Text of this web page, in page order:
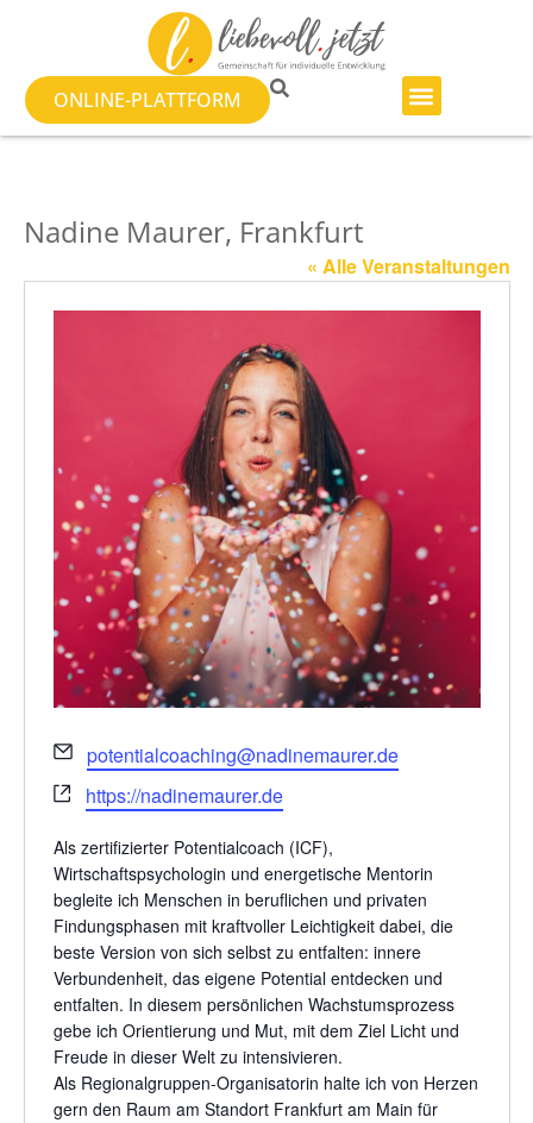
ONLINE-PLATTFORM
Nadine Maurer, Frankfurt
« Alle Veranstaltungen
Email
potentialcoaching@nadinemaurer.de
Webseite
https://nadinemaurer.de
Als zertifizierter Potentialcoach (ICF),
Wirtschaftspsychologin und energetische Mentorin
begleite ich Menschen in beruflichen und privaten
Findungsphasen mit kraftvoller Leichtigkeit dabei, die
beste Version von sich selbst zu entfalten: innere
Verbundenheit, das eigene Potential entdecken und
entfalten. In diesem persönlichen Wachstumsprozess
gebe ich Orientierung und Mut, mit dem Ziel Licht und
Freude in dieser Welt zu intensivieren.
Als Regionalgruppen-Organisatorin halte ich von Herzen
gern den Raum am Standort Frankfurt am Main für